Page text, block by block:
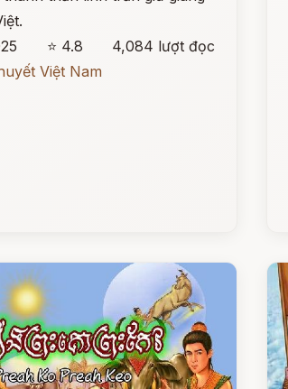
⭐ 4.8
4,084 lượt đọc
Việt Nam